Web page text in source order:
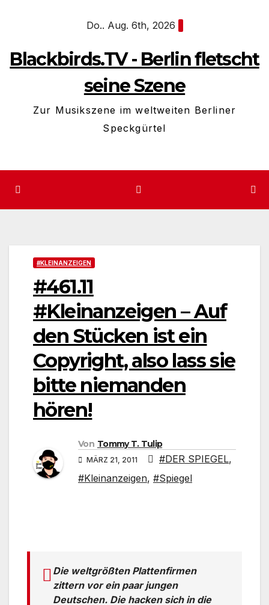
Do.. Aug. 6th, 2026
Blackbirds.TV - Berlin fletscht
seine Szene
Zur Musikszene im weltweiten Berliner
Speckgürtel
#KLEINANZEIGEN
#461.11
#Kleinanzeigen – Auf
den Stücken ist ein
Copyright, also lass sie
bitte niemanden
hören!
Von Tommy T. Tulip
MÄRZ 21, 2011 #DER SPIEGEL,
#Kleinanzeigen, #Spiegel
Die weltgrößten Plattenfirmen
zittern vor ein paar jungen
Deutschen. Die hacken sich in die